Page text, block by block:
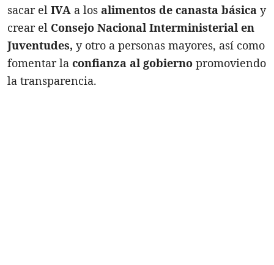
sacar el IVA a los alimentos de canasta básica y
crear el Consejo Nacional Interministerial en
Juventudes, y otro a personas mayores, así como
fomentar la confianza al gobierno promoviendo
la transparencia.